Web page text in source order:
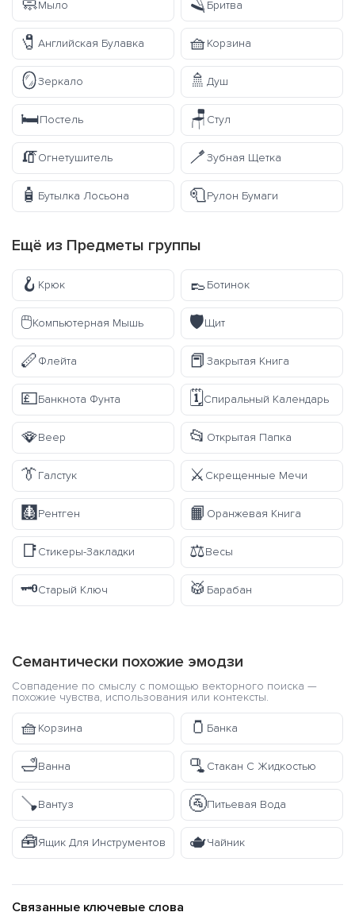
🧼Мыло 🪒 Бритва
🧷 Английская Булавка 🧺Корзина
🪞Зеркало 🚿 Душ
🛏️Постель 🪑 Стул
🧯Огнетушитель 🪥Зубная Щетка
🧴 Бутылка Лосьона 🧻Рулон Бумаги
Ещё из Предметы группы
🪝 Крюк 👞Ботинок
🖱️Компьютерная Мышь 🛡️Щит
🪈Флейта 📕 Закрытая Книга
💷Банкнота Фунта 🗓️Спиральный Календарь
🪭Веер 📂 Открытая Папка
👔Галстук ⚔️ Скрещенные Мечи
🩻 Рентген 📙 Оранжевая Книга
📑Стикеры-Закладки ⚖️Весы
🗝️Старый Ключ 🥁 Барабан
Семантически похожие эмодзи
Совпадение по смыслу с помощью векторного поиска —
похожие чувства, использования или контексты.
🧺Корзина 🫙 Банка
🛁Ванна 🫗Стакан С Жидкостью
🪠Вантуз 🚰Питьевая Вода
🧰Ящик Для Инструментов 🫖Чайник
Связанные ключевые слова